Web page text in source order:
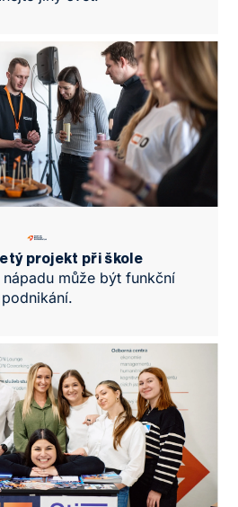
projekt při škole
může být funkční
podnikání.